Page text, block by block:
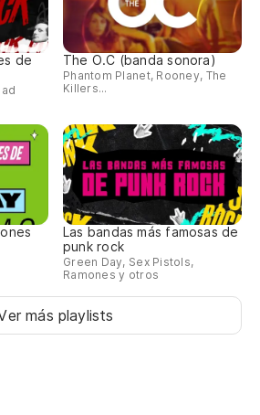
de
The O.C (banda sonora)
Phantom Planet, Rooney, The
Killers...
Las bandas más famosas de
punk rock
Green Day, Sex Pistols,
Ramones y otros
más playlists